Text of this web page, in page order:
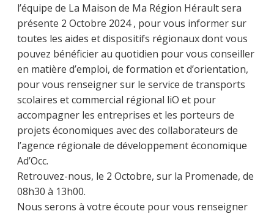
l’équipe de La Maison de Ma Région Hérault sera
présente 2 Octobre 2024 , pour vous informer sur
toutes les aides et dispositifs régionaux dont vous
pouvez bénéficier au quotidien pour vous conseiller
en matière d’emploi, de formation et d’orientation,
pour vous renseigner sur le service de transports
scolaires et commercial régional liO et pour
accompagner les entreprises et les porteurs de
projets économiques avec des collaborateurs de
l’agence régionale de développement économique
Ad’Occ.
Retrouvez-nous, le 2 Octobre, sur la Promenade, de
08h30 à 13h00.
Nous serons à votre écoute pour vous renseigner